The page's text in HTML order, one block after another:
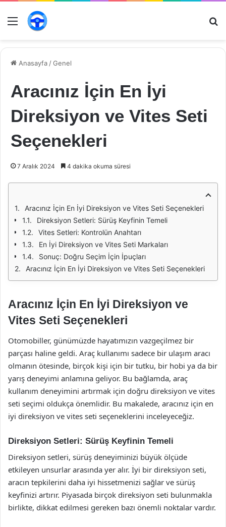
Menü
Anasayfa /Genel
Aracınız İçin En İyi
Direksiyon ve Vites Seti
Seçenekleri
7 Aralık 2024 4 dakika okuma süresi
Aracınız İçin En İyi Direksiyon ve Vites Seti Seçenekleri
Direksiyon Setleri: Sürüş Keyfinin Temeli
Vites Setleri: Kontrolün Anahtarı
En İyi Direksiyon ve Vites Seti Markaları
Sonuç: Doğru Seçim İçin İpuçları
Aracınız İçin En İyi Direksiyon ve Vites Seti Seçenekleri
Aracınız İçin En İyi Direksiyon ve
Vites Seti Seçenekleri
Otomobiller, günümüzde hayatımızın vazgeçilmez bir
parçası haline geldi. Araç kullanımı sadece bir ulaşım aracı
olmanın ötesinde, birçok kişi için bir tutku, bir hobi ya da bir
yarış deneyimi anlamına geliyor. Bu bağlamda, araç
kullanım deneyimini artırmak için doğru direksiyon ve vites
seti seçimi oldukça önemlidir. Bu makalede, aracınız için en
iyi direksiyon ve vites seti seçeneklerini inceleyeceğiz.
Direksiyon Setleri: Sürüş Keyfinin Temeli
Direksiyon setleri, sürüş deneyiminizi büyük ölçüde
etkileyen unsurlar arasında yer alır. İyi bir direksiyon seti,
aracın tepkilerini daha iyi hissetmenizi sağlar ve sürüş
keyfinizi artırır. Piyasada birçok direksiyon seti bulunmakla
birlikte, dikkat edilmesi gereken bazı önemli noktalar vardır.